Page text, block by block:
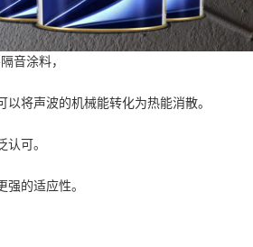
音涂料，
将声波的机械能转化为热能消散。
认可。
的适应性。